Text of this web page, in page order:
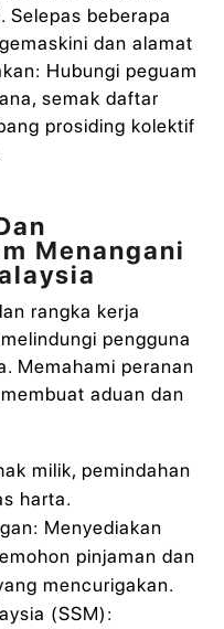
Selepas beberapa
dan alamat
Hubungi peguam
semak daftar
prosiding kolektif
Menangani
rangka kerja
pengguna
Memahami peranan
aduan dan
milik, pemindahan
harta.
Menyediakan
pinjaman dan
mencurigakan.
(SSM):